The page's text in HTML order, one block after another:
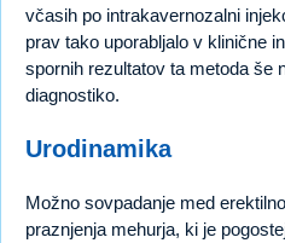
včasih po intrakavernozalni
prav tako uporabljalo v klinične
spornih rezultatov ta metoda še
diagnostiko.
Urodinamika
Možno sovpadanje med
praznjenja mehurja, ki je